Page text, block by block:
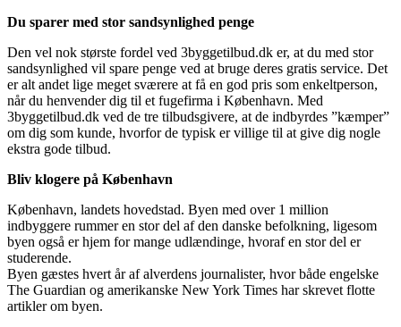
Du sparer med stor sandsynlighed penge
Den vel nok største fordel ved 3byggetilbud.dk er, at du med stor
sandsynlighed vil spare penge ved at bruge deres gratis service. Det
er alt andet lige meget sværere at få en god pris som enkeltperson,
når du henvender dig til et fugefirma i København. Med
3byggetilbud.dk ved de tre tilbudsgivere, at de indbyrdes ”kæmper”
om dig som kunde, hvorfor de typisk er villige til at give dig nogle
ekstra gode tilbud.
Bliv klogere på København
København, landets hovedstad. Byen med over 1 million
indbyggere rummer en stor del af den danske befolkning, ligesom
byen også er hjem for mange udlændinge, hvoraf en stor del er
studerende.
Byen gæstes hvert år af alverdens journalister, hvor både engelske
The Guardian og amerikanske New York Times har skrevet flotte
artikler om byen.